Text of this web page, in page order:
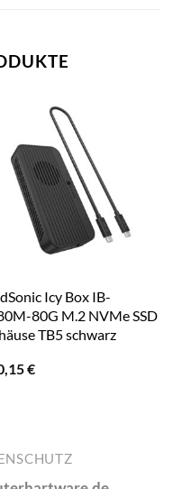
Icy Box IB-
80G M.2 NVMe SSD
TB5 schwarz
€